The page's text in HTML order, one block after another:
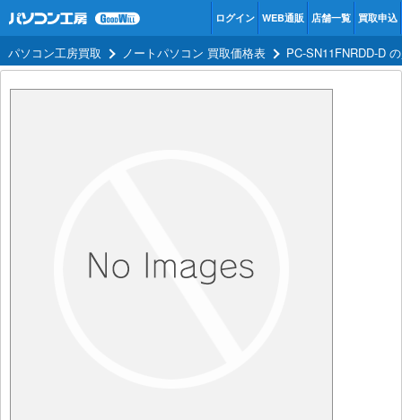
ログイン WEB通販 店舗一覧 買取申込
パソコン工房買取 ノートパソコン 買取価格表 PC-SN11FNRDD-D